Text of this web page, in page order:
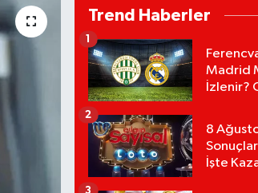
Trend Haberler
Madrid
İzlenir?
1
8
İşte
2
3